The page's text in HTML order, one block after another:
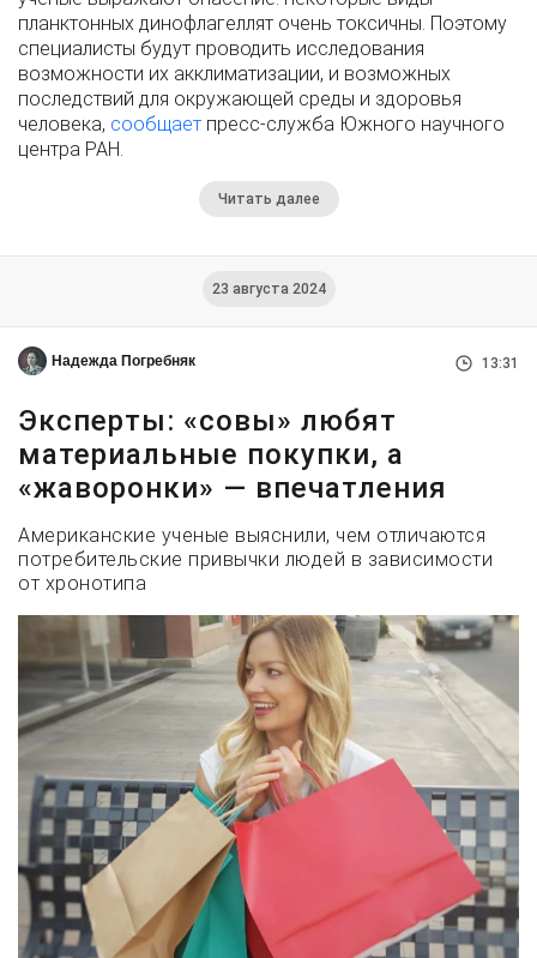
планктонных динофлагеллят очень токсичны. Поэтому
специалисты будут проводить исследования
возможности их акклиматизации, и возможных
последствий для окружающей среды и здоровья
человека, сообщает пресс-служба Южного научного
центра РАН.
Читать далее
23 августа 2024
Надежда Погребняк 13:31
Эксперты: «совы» любят
материальные покупки, а
«жаворонки» — впечатления
Американские ученые выяснили, чем отличаются
потребительские привычки людей в зависимости
от хронотипа